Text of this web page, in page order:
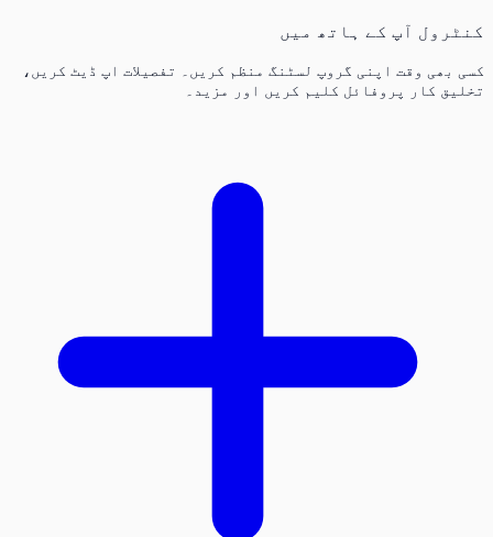
کنٹرول آپ کے ہاتھ میں
کسی بھی وقت اپنی گروپ لسٹنگ منظم کریں۔ تفصیلات اپ ڈیٹ کریں،
تخلیق کار پروفائل کلیم کریں اور مزید۔